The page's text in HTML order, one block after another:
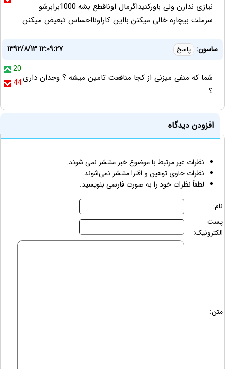
نیازی ندارن ولی باورکنیداگرمال اوناقطع بشه 1000برابرشو
سرملت بیچاره خالی میکنن.بااین کاراونااحساس تبعیض میکنن
ساسون: پاسخ
۱۳۹۲/۸/۱۳ ۱۲:۰۹:۲۷
20
44شما که منفی میزنی از کجا منافعت تامین میشه ؟ وجدان داری
؟
افزودن دیدگاه
نظرات غیر مرتبط با موضوع خبر منتشر نمی شوند.
نظرات حاوی توهین و افترا منتشر نمی‌شوند.
لطفاً نظرات خود را به صورت فارسی بنویسید.
نام:
پست
الکترونیک:
متن: